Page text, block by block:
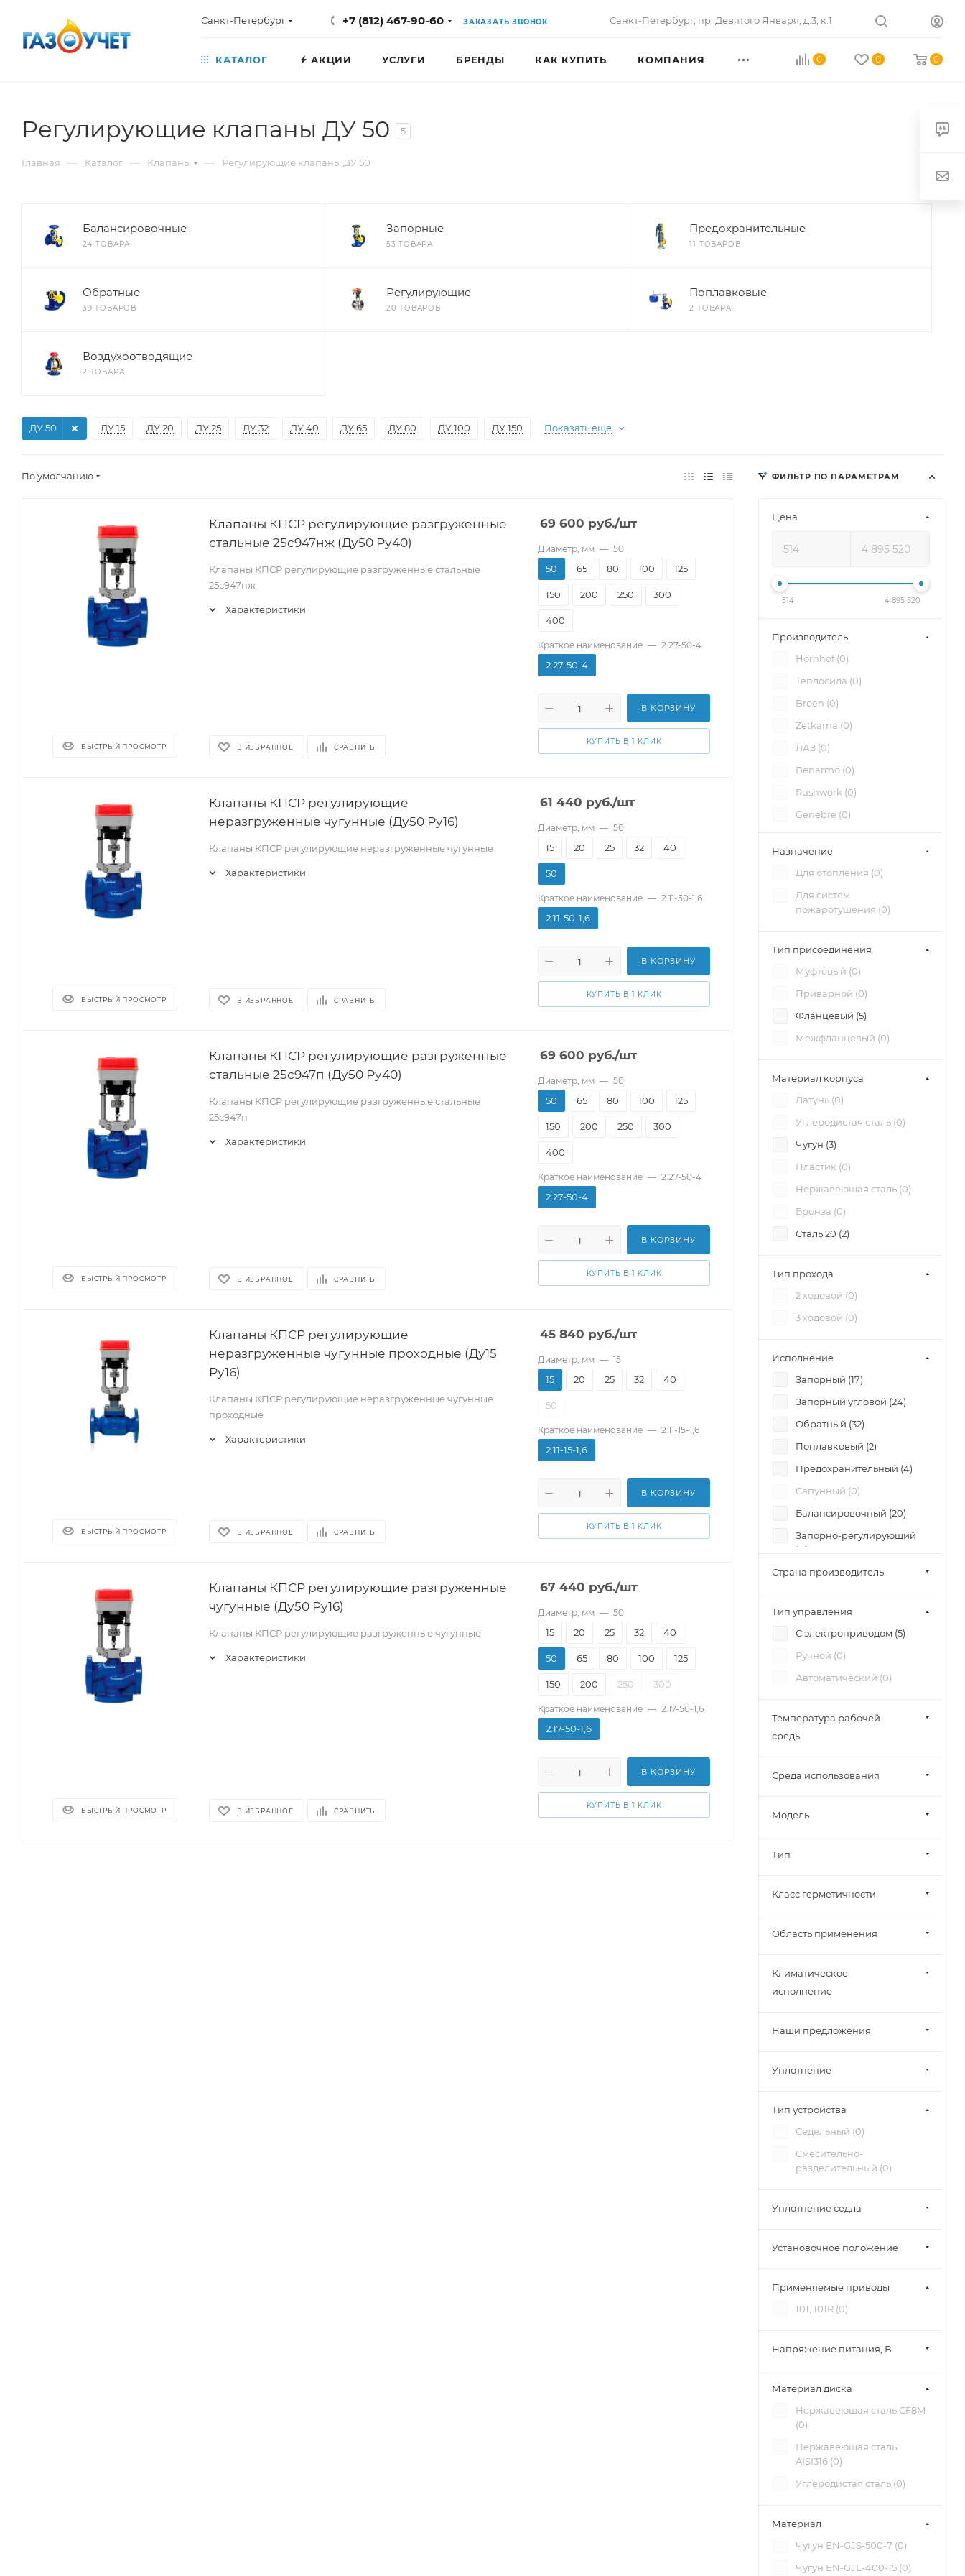
Санкт-Петербург +7 (812) 467-90-60 ЗАКАЗАТЬ ЗВОНОК Санкт-Петербург, пр. Девятого Января, д.3, к.1
0 0 0
КАТАЛОГ АКЦИИ УСЛУГИ БРЕНДЫ КАК КУПИТЬ КОМПАНИЯ
Регулирующие клапаны ДУ 50 5
Главная — Каталог — Клапаны — Регулирующие клапаны ДУ 50
Балансировочные
24 ТОВАРА
Запорные
53 ТОВАРА
Предохранительные
11 ТОВАРОВ
Обратные
39 ТОВАРОВ
Регулирующие
20 ТОВАРОВ
Поплавковые
2 ТОВАРА
Воздухоотводящие
2 ТОВАРА
ДУ 15 ДУ 20 ДУ 25 ДУ 32 ДУ 40
ДУ 50 ДУ 65 ДУ 80 ДУ 100 ДУ 150 Показать еще
По умолчанию
БЫСТРЫЙ ПРОСМОТР
Клапаны КПСР регулирующие разгруженные
стальные 25с947нж (Ду50 Ру40)
Клапаны КПСР регулирующие разгруженные стальные
25с947нж
Характеристики
В ИЗБРАННОЕ СРАВНИТЬ
69 600 руб./шт
Диаметр, мм — 50
50 65 80 100 125
150 200 250 300
400
Краткое наименование — 2.27-50-4
2.27-50-4
В КОРЗИНУ
КУПИТЬ В 1 КЛИК
БЫСТРЫЙ ПРОСМОТР
Клапаны КПСР регулирующие
неразгруженные чугунные (Ду50 Ру16)
Клапаны КПСР регулирующие неразгруженные чугунные
Характеристики
В ИЗБРАННОЕ СРАВНИТЬ
61 440 руб./шт
Диаметр, мм — 50
15 20 25 32 40
50
Краткое наименование — 2.11-50-1,6
2.11-50-1,6
В КОРЗИНУ
КУПИТЬ В 1 КЛИК
БЫСТРЫЙ ПРОСМОТР
Клапаны КПСР регулирующие разгруженные
стальные 25с947п (Ду50 Ру40)
Клапаны КПСР регулирующие разгруженные стальные
25с947п
Характеристики
В ИЗБРАННОЕ СРАВНИТЬ
69 600 руб./шт
Диаметр, мм — 50
50 65 80 100 125
150 200 250 300
400
Краткое наименование — 2.27-50-4
2.27-50-4
В КОРЗИНУ
КУПИТЬ В 1 КЛИК
БЫСТРЫЙ ПРОСМОТР
Клапаны КПСР регулирующие
неразгруженные чугунные проходные (Ду15
Ру16)
Клапаны КПСР регулирующие неразгруженные чугунные
проходные
Характеристики
В ИЗБРАННОЕ СРАВНИТЬ
45 840 руб./шт
Диаметр, мм — 15
15 20 25 32 40
50
Краткое наименование — 2.11-15-1,6
2.11-15-1,6
В КОРЗИНУ
КУПИТЬ В 1 КЛИК
БЫСТРЫЙ ПРОСМОТР
Клапаны КПСР регулирующие разгруженные
чугунные (Ду50 Ру16)
Клапаны КПСР регулирующие разгруженные чугунные
Характеристики
В ИЗБРАННОЕ СРАВНИТЬ
67 440 руб./шт
Диаметр, мм — 50
15 20 25 32 40
50 65 80 100 125
150 200 250 300
Краткое наименование — 2.17-50-1,6
2.17-50-1,6
В КОРЗИНУ
КУПИТЬ В 1 КЛИК
ФИЛЬТР ПО ПАРАМЕТРАМ
Цена
514 4 895 520
Производитель
Hornhof (0)
Теплосила (0)
Broen (0)
Zetkama (0)
ЛАЗ (0)
Benarmo (0)
Rushwork (0)
Genebre (0)
Officine Rigamonti (
КПСР Групп (
Назначение
Для отопления (0)
Для систем
пожаротушения (0)
Тип присоединения
Муфтовый (0)
Приварной (0)
Фланцевый (5)
Межфланцевый (0)
Материал корпуса
Латунь (0)
Углеродистая сталь (0)
Чугун (3)
Пластик (0)
Нержавеющая сталь (0)
Бронза (0)
Сталь 20 (2)
Тип прохода
2 ходовой (0)
3 ходовой (0)
Исполнение
Запорный (17)
Запорный угловой (24)
Обратный (32)
Поплавковый (2)
Предохранительный (4)
Сапунный (0)
Балансировочный (20)
Запорно-регулирующий
( )
Регулирующий (5)
Смесительный (
Разделительный (1)
Страна производитель
Тип управления
С электроприводом (5)
Ручной (0)
Автоматический (0)
Температура рабочей
среды
Среда использования
Модель
Тип
Класс герметичности
Область применения
Климатическое
исполнение
Наши предложения
Уплотнение
Тип устройства
Седельный (0)
Смесительно-
разделительный (0)
Уплотнение седла
Установочное положение
Применяемые приводы
101, 101R (0)
Напряжение питания, В
Материал диска
Нержавеющая сталь CF8M
(0)
Нержавеющая сталь
AISI316 (0)
Углеродистая сталь (0)
Материал
Чугун EN-GJS-500-7 (0)
Чугун EN-GJL-400-15 (0)